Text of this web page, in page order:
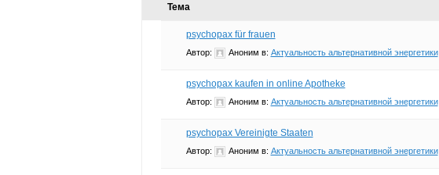
Тема
psychopax für frauen
Автор: Аноним в: Актуальность альтернативной энергетики
psychopax kaufen in online Apotheke
Автор: Аноним в: Актуальность альтернативной энергетики
psychopax Vereinigte Staaten
Автор: Аноним в: Актуальность альтернативной энергетики